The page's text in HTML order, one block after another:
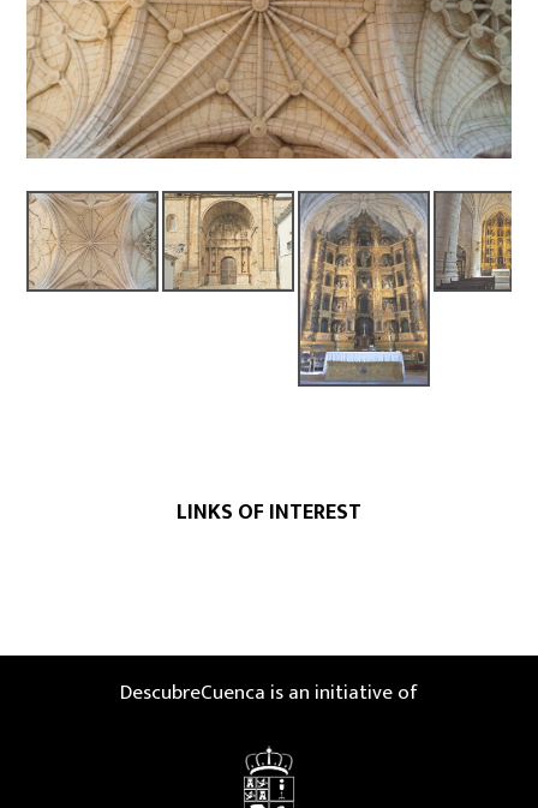
LINKS OF INTEREST
DescubreCuenca is an initiative of